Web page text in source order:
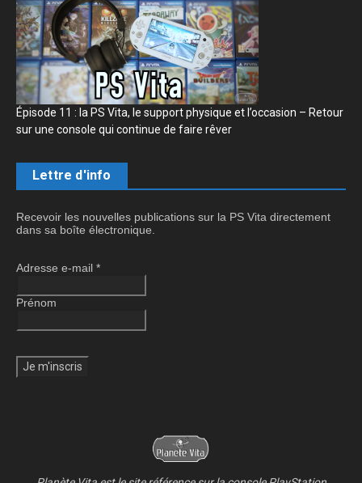
Épisode 11 : la PS Vita, le support physique et l’occasion – Retour
sur une console qui continue de faire rêver
Lettre d'info
Recevoir les nouvelles publications sur la PS Vita directement
dans sa boîte électronique.
Adresse e-mail *
Prénom